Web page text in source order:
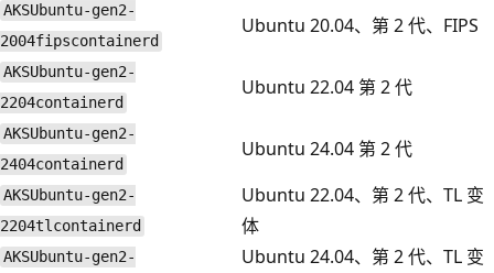
AKSUbuntu-gen2-
2004fipscontainerd
Ubuntu 20.04、第 2 代、FIPS
AKSUbuntu-gen2-
2204containerd
Ubuntu 22.04 第 2 代
AKSUbuntu-gen2-
2404containerd
Ubuntu 24.04 第 2 代
AKSUbuntu-gen2-
2204tlcontainerd
Ubuntu 22.04、第 2 代、TL 变
体
AKSUbuntu-gen2-
Ubuntu 24.04、第 2 代、TL 变